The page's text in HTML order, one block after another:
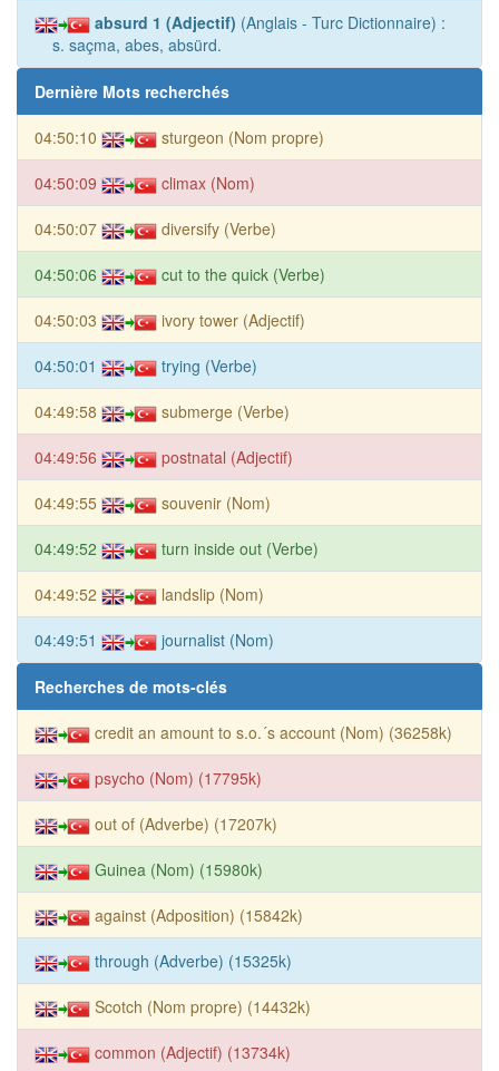
absurd 1 (Adjectif) (Anglais - Turc Dictionnaire) :
s. saçma, abes, absürd.
Dernière Mots recherchés
04:50:10 sturgeon (Nom propre)
04:50:09 climax (Nom)
04:50:07 diversify (Verbe)
04:50:06 cut to the quick (Verbe)
04:50:03 ivory tower (Adjectif)
04:50:01 trying (Verbe)
04:49:58 submerge (Verbe)
04:49:56 postnatal (Adjectif)
04:49:55 souvenir (Nom)
04:49:52 turn inside out (Verbe)
04:49:52 landslip (Nom)
04:49:51 journalist (Nom)
Recherches de mots-clés
credit an amount to s.o.´s account (Nom) (36258k)
psycho (Nom) (17795k)
out of (Adverbe) (17207k)
Guinea (Nom) (15980k)
against (Adposition) (15842k)
through (Adverbe) (15325k)
Scotch (Nom propre) (14432k)
common (Adjectif) (13734k)